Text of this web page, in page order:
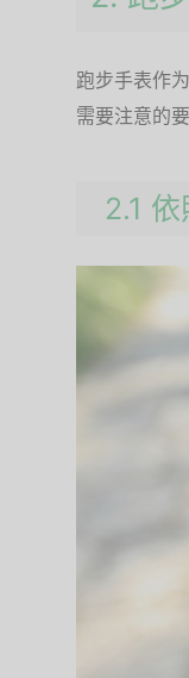
跑步手表作
需要注意的要
2.1